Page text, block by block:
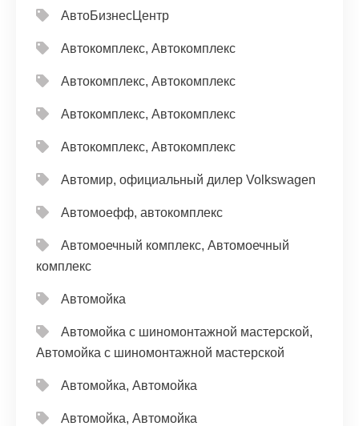
АвтоБизнесЦентр
Автокомплекс, Автокомплекс
Автокомплекс, Автокомплекс
Автокомплекс, Автокомплекс
Автокомплекс, Автокомплекс
Автомир, официальный дилер Volkswagen
Автомоефф, автокомплекс
Автомоечный комплекс, Автомоечный
комплекс
Автомойка
Автомойка с шиномонтажной мастерской,
Автомойка с шиномонтажной мастерской
Автомойка, Автомойка
Автомойка, Автомойка